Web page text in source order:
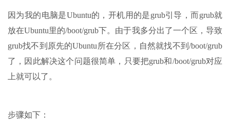
因为我的电脑是Ubuntu的，开机用的是grub引导，而grub就
放在Ubuntu里的/boot/grub下。由于我多分出了一个区，导致
grub找不到原先的Ubuntu所在分区，自然就找不到/boot/grub
了，因此解决这个问题很简单，只要把grub和/boot/grub对应
上就可以了。
步骤如下：